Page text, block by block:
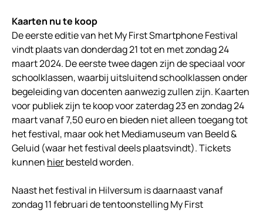
Kaarten nu te koop
De eerste editie van het My First Smartphone Festival
vindt plaats van donderdag 21 tot en met zondag 24
maart 2024. De eerste twee dagen zijn de speciaal voor
schoolklassen, waarbij uitsluitend schoolklassen onder
begeleiding van docenten aanwezig zullen zijn. Kaarten
voor publiek zijn te koop voor zaterdag 23 en zondag 24
maart vanaf 7,50 euro en bieden niet alleen toegang tot
het festival, maar ook het Mediamuseum van Beeld &
Geluid (waar het festival deels plaatsvindt). Tickets
kunnen hierbesteld worden.
Naast het festival in Hilversum is daarnaast vanaf
zondag 11 februari de tentoonstelling My First